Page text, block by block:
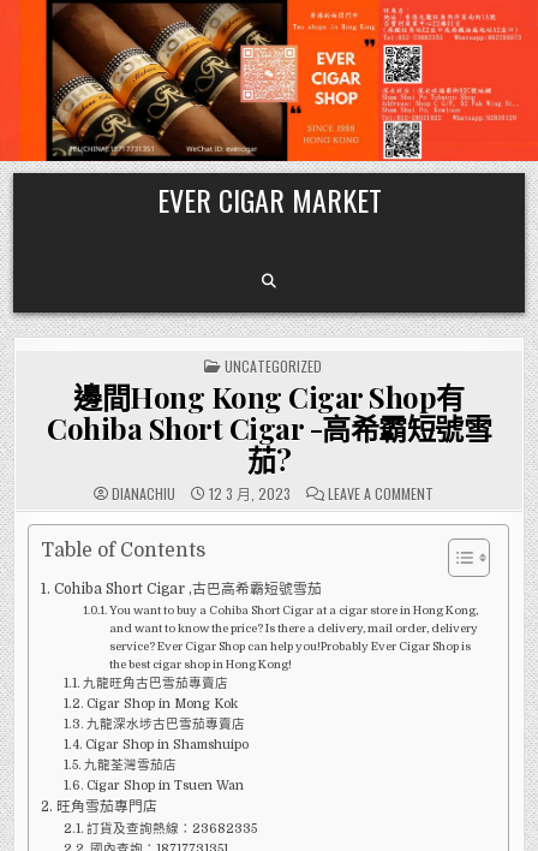
Skip
to
content
EVER CIGAR MARKET
POSTED
IN
UNCATEGORIZED
邊間Hong Kong Cigar Shop有
Cohiba Short Cigar -高希霸短號雪
茄?
DIANACHIU 12 3 月, 2023 LEAVE A COMMENTON
邊
間
HONG
KONG
CIGAR
SHOP
COHIBA
SHORT
CIGAR
-
Table of Contents
Cohiba Short Cigar ,古巴高希霸短號雪茄
You want to buy a Cohiba Short Cigar at a cigar store in Hong Kong,
and want to know the price? Is there a delivery, mail order, delivery
service? Ever Cigar Shop can help you!Probably Ever Cigar Shop is
the best cigar shop in Hong Kong!
九龍旺角古巴雪茄專賣店
Cigar Shop in Mong Kok
九龍深水埗古巴雪茄專賣店
Cigar Shop in Shamshuipo
九龍荃灣雪茄店
Cigar Shop in Tsuen Wan
旺角雪茄專門店
訂貨及查詢熱線：23682335